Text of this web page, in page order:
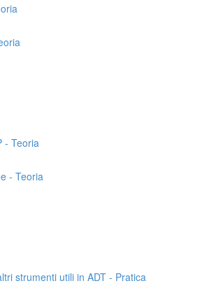
- Teoria
- Teoria
strumenti utili in ADT - Pratica